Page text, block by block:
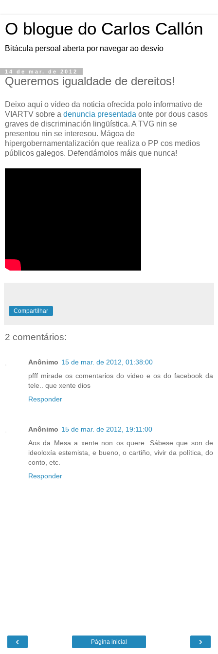
O blogue do Carlos Callón
Bitácula persoal aberta por navegar ao desvío
14 de mar. de 2012
Queremos igualdade de dereitos!
Deixo aquí o vídeo da noticia ofrecida polo informativo de
VIARTV sobre a denuncia presentada onte por dous casos
graves de discriminación lingüística. A TVG nin se
presentou nin se interesou. Mágoa de
hipergobernamentalización que realiza o PP cos medios
públicos galegos. Defendámolos máis que nunca!
Compartilhar
2 comentários:
Anônimo 15 de mar. de 2012, 01:38:00
pfff mirade os comentarios do video e os do facebook da
tele.. que xente dios
Responder
Anônimo 15 de mar. de 2012, 19:11:00
Aos da Mesa a xente non os quere. Sábese que son de
ideoloxía estemista, e bueno, o cartiño, vivir da política, do
conto, etc.
Responder
‹ ›
Página inicial